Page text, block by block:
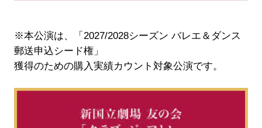
※本公演は、「2027/2028シーズン バレエ＆ダンス
郵送申込シード権」
獲得のための購入実績カウント対象公演です。